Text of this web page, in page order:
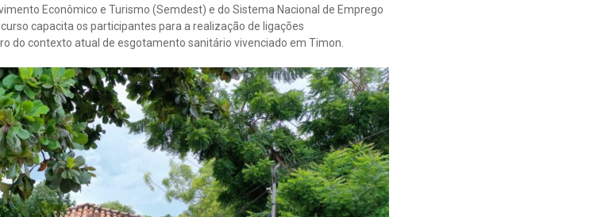
Econômico e Turismo (Semdest) e do Sistema Nacional de Emprego
capacita os participantes para a realização de ligações
do contexto atual de esgotamento sanitário vivenciado em Timon.